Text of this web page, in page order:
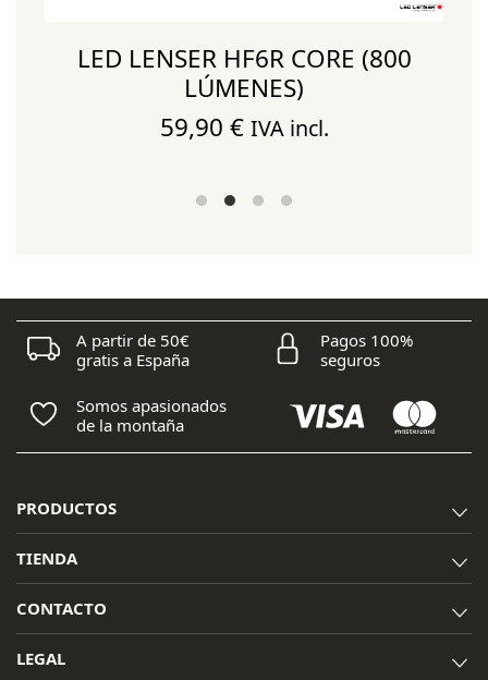
LED LENSER HF6R CORE (800
LÚMENES)
59,90 € IVA incl.
A partir de 50€
gratis a España
Pagos 100%
seguros
Somos apasionados
de la montaña
PRODUCTOS
TIENDA
CONTACTO
LEGAL